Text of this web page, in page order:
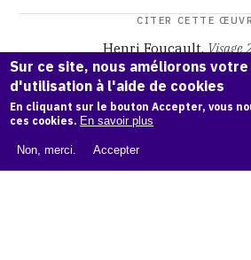
CITER CETTE
Henri Foucault, Visage
Catalogue raisonné Henri Foucault,
g7
COPIER LA
Sur ce site, nous améliorons
d'utilisation à l'aide de cookies
En cliquant sur le bouton Accepter, vous
ces cookies. En savoir plus
Non, merci. Accepter